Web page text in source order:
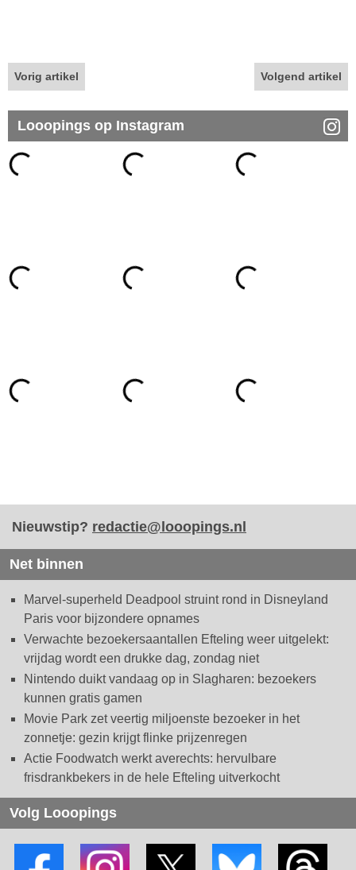
Vorig artikel Volgend artikel
Looopings op Instagram
Nieuwstip? redactie@looopings.nl
Net binnen
Marvel-superheld Deadpool struint rond in Disneyland
Paris voor bijzondere opnames
Verwachte bezoekersaantallen Efteling weer uitgelekt:
vrijdag wordt een drukke dag, zondag niet
Nintendo duikt vandaag op in Slagharen: bezoekers
kunnen gratis gamen
Movie Park zet veertig miljoenste bezoeker in het
zonnetje: gezin krijgt flinke prijzenregen
Actie Foodwatch werkt averechts: hervulbare
frisdrankbekers in de hele Efteling uitverkocht
Volg Looopings